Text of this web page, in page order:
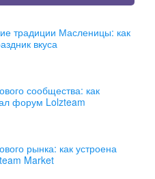
традиции Масленицы: как
вкуса
сообщества: как
форум Lolzteam
рынка: как устроена
Market